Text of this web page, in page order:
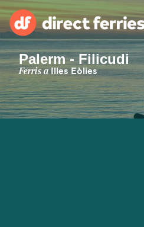
Països
Bitllets de Ferry
Palerm - Filicudi
Ferris aIlles Eòlies